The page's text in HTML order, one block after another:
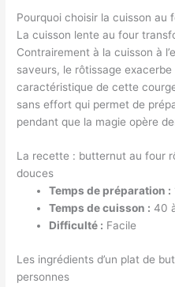
Pourquoi choisir la cuisson au
La cuisson lente au four
Contrairement à la cuisson à
saveurs, le rôtissage
caractéristique de cette
sans effort qui permet de
pendant que la magie opère
La recette : butternut au four
douces
Temps de préparation :
Temps de cuisson : 40
Difficulté : Facile
Les ingrédients d’un plat de
personnes